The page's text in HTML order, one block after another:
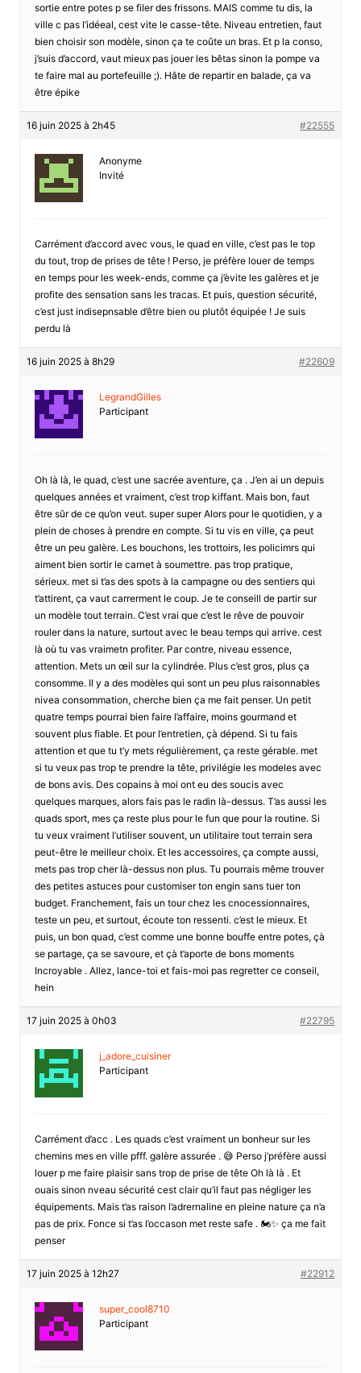
sortie entre potes p se filer des frissons. MAIS comme tu dis, la
ville c pas l’idéeal, cest vite le casse-tête. Niveau entretien, faut
bien choisir son modèle, sinon ça te coûte un bras. Et p la conso,
j’suis d’accord, vaut mieux pas jouer les bêtas sinon la pompe va
te faire mal au portefeuille ;). Hâte de repartir en balade, ça va
être épike
16 juin 2025 à 2h45 #22555
Anonyme
Invité
Carrément d’accord avec vous, le quad en ville, c’est pas le top
du tout, trop de prises de tête ! Perso, je préfère louer de temps
en temps pour les week-ends, comme ça j’èvite les galères et je
profite des sensation sans les tracas. Et puis, question sécurité,
c’est just indisepnsable d’être bien ou plutôt équipée ! Je suis
perdu là
16 juin 2025 à 8h29 #22609
LegrandGilles
Participant
Oh là là, le quad, c’est une sacrée aventure, ça . J’en ai un depuis
quelques années et vraiment, c’est trop kiffant. Mais bon, faut
être sûr de ce qu’on veut. super super Alors pour le quotidien, y a
plein de choses à prendre en compte. Si tu vis en ville, ça peut
être un peu galère. Les bouchons, les trottoirs, les policimrs qui
aiment bien sortir le carnet à soumettre. pas trop pratique,
sérieux. met si t’as des spots à la campagne ou des sentiers qui
t’attirent, ça vaut carrerment le coup. Je te conseill de partir sur
un modèle tout terrain. C’est vrai que c’est le rêve de pouvoir
rouler dans la nature, surtout avec le beau temps qui arrive. cest
là où tu vas vraimetn profiter. Par contre, niveau essence,
attention. Mets un œil sur la cylindrée. Plus c’est gros, plus ça
consomme. Il y a des modèles qui sont un peu plus raisonnables
nivea consommation, cherche bien ça me fait penser. Un petit
quatre temps pourrai bien faire l’affaire, moins gourmand et
souvent plus fiable. Et pour l’entretien, çà dépend. Si tu fais
attention et que tu t’y mets régulièrement, ça reste gérable. met
si tu veux pas trop te prendre la tête, privilégie les modeles avec
de bons avis. Des copains à moi ont eu des soucis avec
quelques marques, alors fais pas le radin là-dessus. T’as aussi les
quads sport, mes ça reste plus pour le fun que pour la routine. Si
tu veux vraiment l’utiliser souvent, un utilitaire tout terrain sera
peut-être le meilleur choix. Et les accessoires, ça compte aussi,
mets pas trop cher là-dessus non plus. Tu pourrais même trouver
des petites astuces pour customiser ton engin sans tuer ton
budget. Franchement, fais un tour chez les cnocessionnaires,
teste un peu, et surtout, écoute ton ressenti. c’est le mieux. Et
puis, un bon quad, c’est comme une bonne bouffe entre potes, çà
se partage, ça se savoure, et çà t’aporte de bons moments
Incroyable . Allez, lance-toi et fais-moi pas regretter ce conseil,
hein
17 juin 2025 à 0h03 #22795
j_adore_cuisiner
Participant
Carrément d’acc . Les quads c’est vraiment un bonheur sur les
chemins mes en ville pfff. galère assurée . 😅 Perso j’préfère aussi
louer p me faire plaisir sans trop de prise de tête Oh là là . Et
ouais sinon nveau sécurité cest clair qu’il faut pas négliger les
équipements. Mais t’as raison l’adrernaline en pleine nature ça n’a
pas de prix. Fonce si t’as l’occason met reste safe . 🏍️✨ ça me fait
penser
17 juin 2025 à 12h27 #22912
super_cool8710
Participant